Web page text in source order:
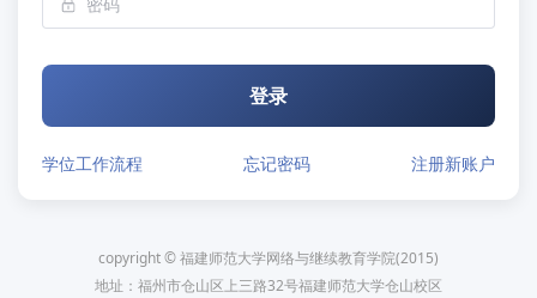
登录
学位工作流程 忘记密码 注册新账户
copyright © 福建师范大学网络与继续教育学院(2015)
地址：福州市仓山区上三路32号福建师范大学仓山校区